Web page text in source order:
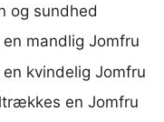
og sundhed
en mandlig Jomfru
en kvindelig Jomfru
en Jomfru